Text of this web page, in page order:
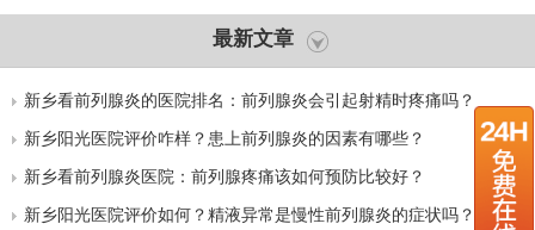
最新文章
新乡看前列腺炎的医院排名：前列腺炎会引起射精时疼痛吗？
新乡阳光医院评价咋样？患上前列腺炎的因素有哪些？
新乡看前列腺炎医院：前列腺疼痛该如何预防比较好？
新乡阳光医院评价如何？精液异常是慢性前列腺炎的症状吗？